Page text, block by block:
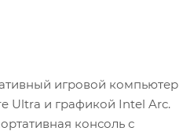
игровой компьютер
Ultra и графикой Intel Arc.
консоль с